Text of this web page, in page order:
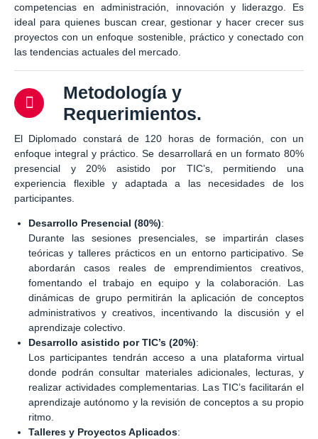
competencias en administración, innovación y liderazgo. Es
ideal para quienes buscan crear, gestionar y hacer crecer sus
proyectos con un enfoque sostenible, práctico y conectado con
las tendencias actuales del mercado.
Metodología y
Requerimientos.
El Diplomado constará de 120 horas de formación, con un
enfoque integral y práctico. Se desarrollará en un formato 80%
presencial y 20% asistido por TIC’s, permitiendo una
experiencia flexible y adaptada a las necesidades de los
participantes.
Desarrollo Presencial (80%):
Durante las sesiones presenciales, se impartirán clases
teóricas y talleres prácticos en un entorno participativo. Se
abordarán casos reales de emprendimientos creativos,
fomentando el trabajo en equipo y la colaboración. Las
dinámicas de grupo permitirán la aplicación de conceptos
administrativos y creativos, incentivando la discusión y el
aprendizaje colectivo.
Desarrollo asistido por TIC’s (20%):
Los participantes tendrán acceso a una plataforma virtual
donde podrán consultar materiales adicionales, lecturas, y
realizar actividades complementarias. Las TIC’s facilitarán el
aprendizaje autónomo y la revisión de conceptos a su propio
ritmo.
Talleres y Proyectos Aplicados: